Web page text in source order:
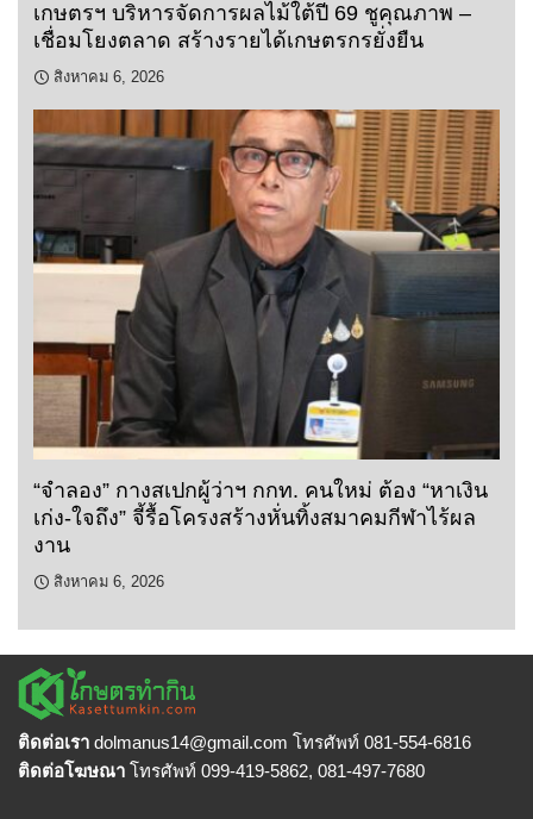
เกษตรฯ บริหารจัดการผลไม้ใต้ปี 69 ชูคุณภาพ –
เชื่อมโยงตลาด สร้างรายได้เกษตรกรยั่งยืน
สิงหาคม 6, 2026
“จำลอง” กางสเปกผู้ว่าฯ กกท. คนใหม่ ต้อง “หาเงิน
เก่ง-ใจถึง” จี้รื้อโครงสร้างหั่นทิ้งสมาคมกีฬาไร้ผล
งาน
สิงหาคม 6, 2026
ติดต่อเรา dolmanus14@gmail.com โทรศัพท์ 081-554-6816
ติดต่อโฆษณา โทรศัพท์ 099-419-5862, 081-497-7680